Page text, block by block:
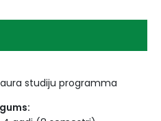
studiju programma